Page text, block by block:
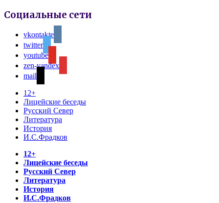
Социальные сети
vkontakte
twitter
youtube
zen-yandex
mail
12+
Лицейские беседы
Русский Север
Литература
История
И.С.Фрадков
12+
Лицейские беседы
Русский Север
Литература
История
И.С.Фрадков